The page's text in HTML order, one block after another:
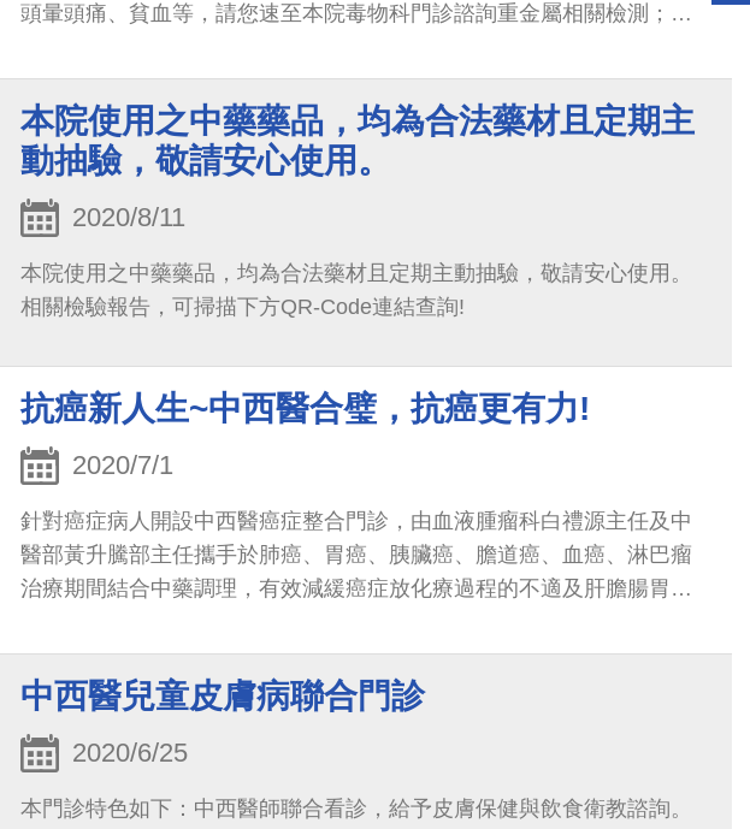
頭暈頭痛、貧血等，請您速至本院毒物科門診諮詢重金屬相關檢測；本
本院使用之中藥藥品，均為合法藥材且定期主
動抽驗，敬請安心使用。
2020/8/11
本院使用之中藥藥品，均為合法藥材且定期主動抽驗，敬請安心使用。
相關檢驗報告，可掃描下方QR-Code連結查詢!
抗癌新人生~中西醫合璧，抗癌更有力!
2020/7/1
針對癌症病人開設中西醫癌症整合門診，由血液腫瘤科白禮源主任及中
醫部黃升騰部主任攜手於肺癌、胃癌、胰臟癌、膽道癌、血癌、淋巴瘤
治療期間結合中藥調理，有效減緩癌症放化療過程的不適及肝膽腸胃疾
中西醫兒童皮膚病聯合門診
2020/6/25
本門診特色如下：中西醫師聯合看診，給予皮膚保健與飲食衛教諮詢。